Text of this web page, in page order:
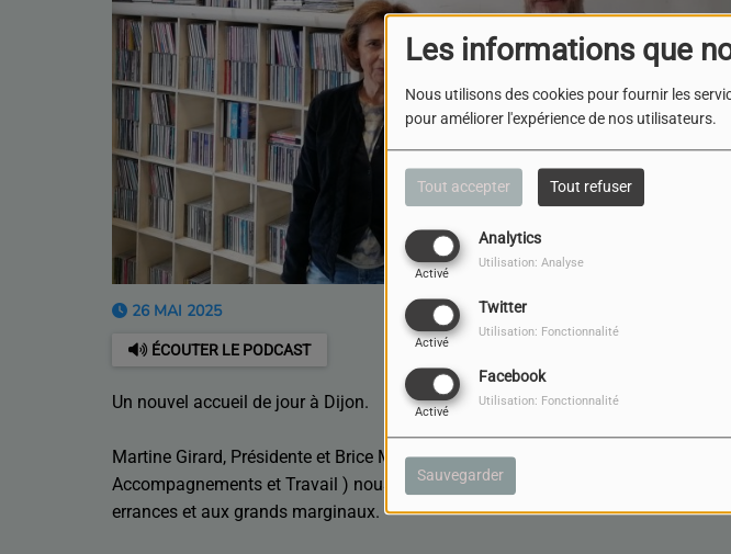
Les informations que
Nous utilisons des cookies pour fournir les
pour améliorer l'expérience de nos utilisateurs.
Tout accepter Tout refuser
Analytics
Activé
Utilisation: Analyse
Twitter
Activé
Utilisation: Fonctionnalité
Facebook
Activé
Utilisation: Fonctionnalité
Sauvegarder
26 MAI 2025
ÉCOUTER LE PODCAST
Un nouvel accueil de jour à Dijon.
Martine Girard, Présidente et Brice Morey, Directeur général de l'association
Accompagnements et Travail ) nous présente le nouvel accueil de jour de Dijon
errances et aux grands marginaux.